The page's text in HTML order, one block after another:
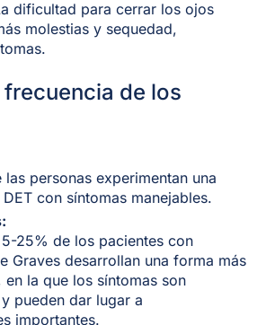
dificultad para cerrar los ojos
molestias y sequedad,
de los
las personas experimentan una
con síntomas manejables.
25% de los pacientes con
Graves desarrollan una forma más
en la que los síntomas son
pueden dar lugar a
importantes.